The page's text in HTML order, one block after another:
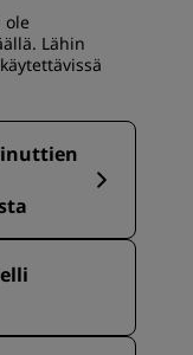
ole
Lähin